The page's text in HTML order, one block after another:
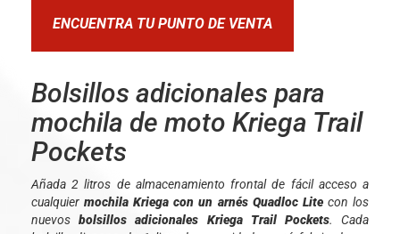
ENCUENTRA TU PUNTO DE VENTA
Bolsillos adicionales para
mochila de moto Kriega Trail
Pockets
Añada 2 litros de almacenamiento frontal de fácil acceso a
cualquiermochila Kriega con un arnés Quadloc Litecon los
nuevosbolsillos adicionales Kriega Trail Pockets. Cada